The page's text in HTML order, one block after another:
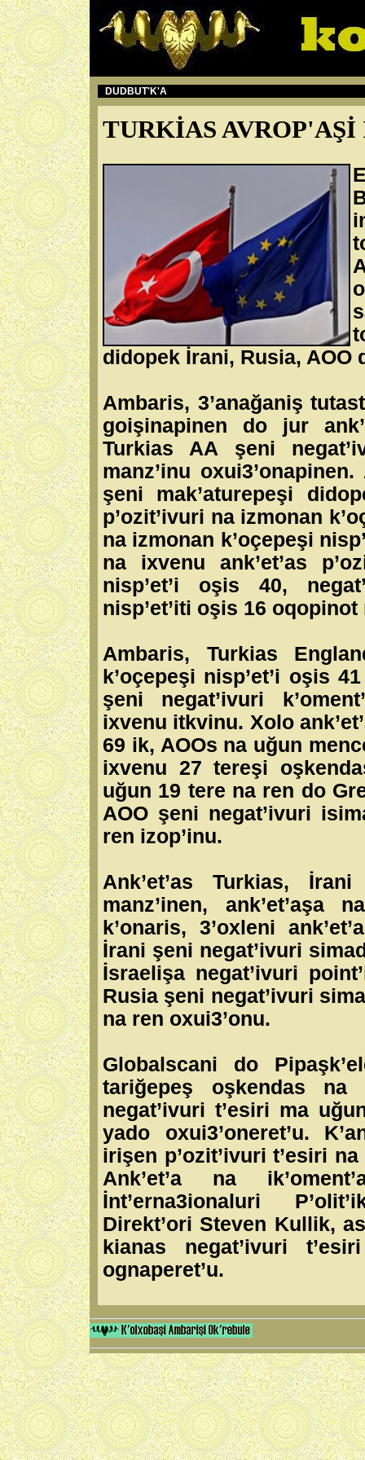
DUDBUT'K'A
TURKİAS
didopek İrani, Rusia, AOO
Ambaris, 3’anağaniş
goişinapinen do jur
Turkias AA şeni
manz’inu
şeni mak’aturepeşi
p’ozit’ivuri na izmonan
na izmonan k’oçepeşi
na ixvenu ank’et’as
nisp’et’i oşis 40,
nisp’et’iti oşis 16
Ambaris, Turkias
k’oçepeşi nisp’et’i oşis
şeni negat’ivuri
ixvenu itkvinu. Xolo
69 ik, AOOs na uğun
ixvenu 27 tereşi
uğun 19 tere na ren do
AOO şeni negat’ivuri
ren izop’inu.
Ank’et’as Turkias,
manz’inen, ank’et’aşa
k’onaris, 3’oxleni
İrani şeni negat’ivuri
İsraelişa negat’ivuri
Rusia şeni negat’ivuri
na ren oxui3’onu.
Globalscani do
tariğepeş oşkendas na
negat’ivuri t’esiri ma
yado oxui3’oneret’u.
irişen p’ozit’ivuri t’esiri
Ank’et’a na
İnt’erna3ionaluri
Direkt’ori Steven Kullik,
kianas negat’ivuri
ognaperet’u.